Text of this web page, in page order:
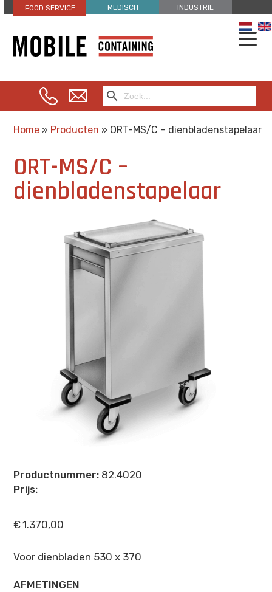
FOOD SERVICE MEDISCH INDUSTRIE
Home » Producten » ORT-MS/C – dienbladenstapelaar
ORT-MS/C –
dienbladenstapelaar
Productnummer: 82.4020
Prijs:
€1.370,00
Voor dienbladen 530 x 370
AFMETINGEN